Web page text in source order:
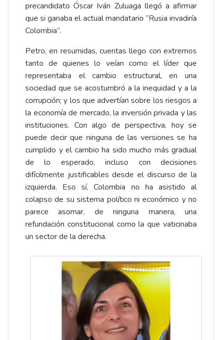
precandidato Óscar Iván Zuluaga llegó a afirmar
que si ganaba el actual mandatario “Rusia invadiría
Colombia”.
Petro, en resumidas, cuentas llego con extremos
tanto de quienes lo veían como el líder que
representaba el cambio estructural, en una
sociedad que se acostumbró a la inequidad y a la
corrupción; y los que advertían sobre los riesgos a
la economía de mercado, la inversión privada y las
instituciones. Con algo de perspectiva, hoy se
puede decir que ninguna de las versiones se ha
cumplido y el cambio ha sido mucho más gradual
de lo esperado, incluso con decisiones
difícilmente justificables desde el discurso de la
izquierda. Eso sí, Colombia no ha asistido al
colapso de su sistema político ni económico y no
parece asomar, de ninguna manera, una
refundación constitucional como la que vaticinaba
un sector de la derecha.